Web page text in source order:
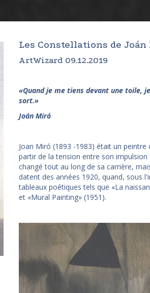
Les Constellations de Joán
ArtWizard 09.12.2019
«Quand je me tiens devant une toile,
sort.»
Joán Miró
Joan Miró (1893 -1983) était un
partir de la tension entre son
changé tout au long de sa carrière,
datent des années 1920, quand, sous
tableaux poétiques tels que «La
et «Mural Painting» (1951).